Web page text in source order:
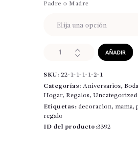
Padre o Madre
para
Padre
i
Madre
cantidad
AÑADIR
SKU: 22-1-1-1-1-2-1
Categorías: Aniversarios,
Hogar, Regalos, Uncategorized
Etiquetas: decoracion, mama,
regalo
ID del producto:3392